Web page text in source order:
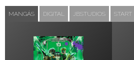
MANGÁS DIGITAL JBSTUDIOS START